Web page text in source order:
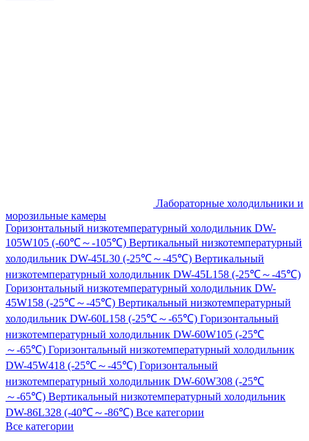
Лабораторные холодильники и
морозильные камеры
Горизонтальный низкотемпературный холодильник DW-
105W105 (-60℃～-105℃) Вертикальный низкотемпературный
холодильник DW-45L30 (-25℃～-45℃) Вертикальный
низкотемпературный холодильник DW-45L158 (-25℃～-45℃)
Горизонтальный низкотемпературный холодильник DW-
45W158 (-25℃～-45℃) Вертикальный низкотемпературный
холодильник DW-60L158 (-25℃～-65℃) Горизонтальный
низкотемпературный холодильник DW-60W105 (-25℃
～-65℃) Горизонтальный низкотемпературный холодильник
DW-45W418 (-25℃～-45℃) Горизонтальный
низкотемпературный холодильник DW-60W308 (-25℃
～-65℃) Вертикальный низкотемпературный холодильник
DW-86L328 (-40℃～-86℃) Все категории
Все категории